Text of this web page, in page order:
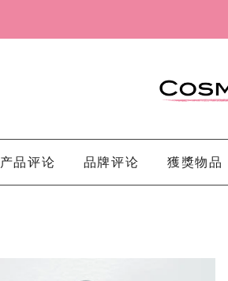
产品评论 品牌评论 獲獎物品